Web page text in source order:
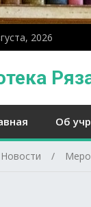
2026
Об
Новости